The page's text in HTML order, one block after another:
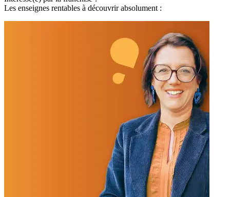
Les enseignes rentables à découvrir absolument :